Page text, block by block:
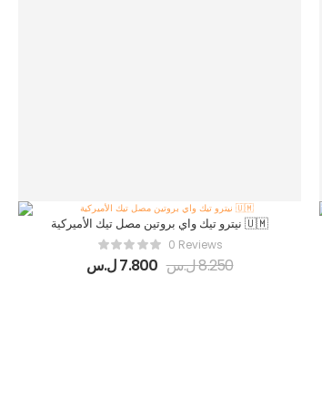
نيترو تيك واي بروتين مصل تيك الأميركية 🇺🇲
0 Reviews
7.800ل.س 8.250ل.س